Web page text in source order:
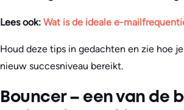
Lees ook: Wat is de ideale e-
Houd deze tips in gedachten en zie hoe
nieuw succesniveau bereikt.
Bouncer – een van de